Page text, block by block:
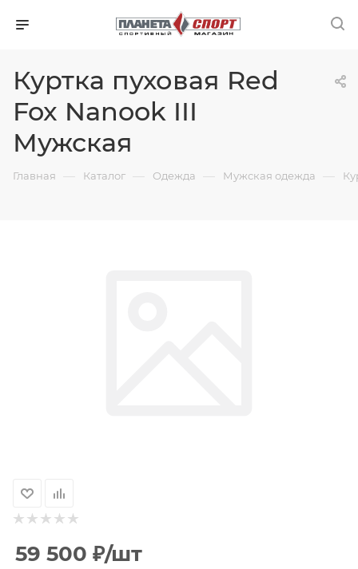
Куртка пуховая Red
Fox Nanook III
Мужская
Главная — Каталог — Одежда — Мужская одежда —
59 500 ₽/шт